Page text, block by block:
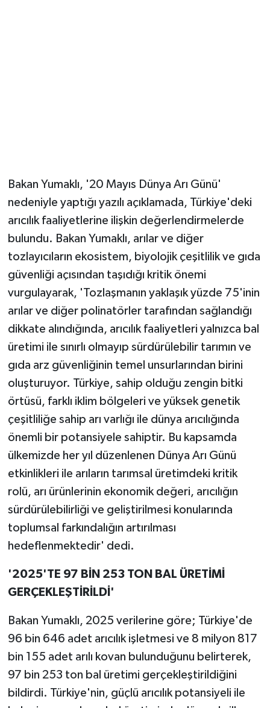
Bakan Yumaklı, '20 Mayıs Dünya Arı Günü'
nedeniyle yaptığı yazılı açıklamada, Türkiye'deki
arıcılık faaliyetlerine ilişkin değerlendirmelerde
bulundu. Bakan Yumaklı, arılar ve diğer
tozlayıcıların ekosistem, biyolojik çeşitlilik ve gıda
güvenliği açısından taşıdığı kritik önemi
vurgulayarak, 'Tozlaşmanın yaklaşık yüzde 75'inin
arılar ve diğer polinatörler tarafından sağlandığı
dikkate alındığında, arıcılık faaliyetleri yalnızca bal
üretimi ile sınırlı olmayıp sürdürülebilir tarımın ve
gıda arz güvenliğinin temel unsurlarından birini
oluşturuyor. Türkiye, sahip olduğu zengin bitki
örtüsü, farklı iklim bölgeleri ve yüksek genetik
çeşitliliğe sahip arı varlığı ile dünya arıcılığında
önemli bir potansiyele sahiptir. Bu kapsamda
ülkemizde her yıl düzenlenen Dünya Arı Günü
etkinlikleri ile arıların tarımsal üretimdeki kritik
rolü, arı ürünlerinin ekonomik değeri, arıcılığın
sürdürülebilirliği ve geliştirilmesi konularında
toplumsal farkındalığın artırılması
hedeflenmektedir' dedi.
'2025'TE 97 BİN 253 TON BAL ÜRETİMİ
GERÇEKLEŞTİRİLDİ'
Bakan Yumaklı, 2025 verilerine göre; Türkiye'de
96 bin 646 adet arıcılık işletmesi ve 8 milyon 817
bin 155 adet arılı kovan bulunduğunu belirterek,
97 bin 253 ton bal üretimi gerçekleştirildiğini
bildirdi. Türkiye'nin, güçlü arıcılık potansiyeli ile